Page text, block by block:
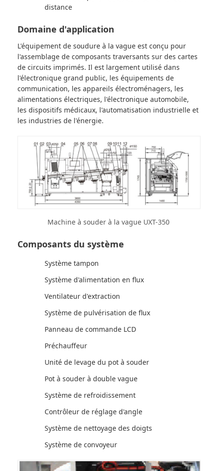
distance
Domaine d'application
L'équipement de soudure à la vague est conçu pour
l'assemblage de composants traversants sur des cartes
de circuits imprimés. Il est largement utilisé dans
l'électronique grand public, les équipements de
communication, les appareils électroménagers, les
alimentations électriques, l'électronique automobile,
les dispositifs médicaux, l'automatisation industrielle et
les industries de l'énergie.
Machine à souder à la vague UXT-350
Composants du système
Système tampon
Système d'alimentation en flux
Ventilateur d'extraction
Système de pulvérisation de flux
Panneau de commande LCD
Préchauffeur
Unité de levage du pot à souder
Pot à souder à double vague
Système de refroidissement
Contrôleur de réglage d'angle
Système de nettoyage des doigts
Système de convoyeur